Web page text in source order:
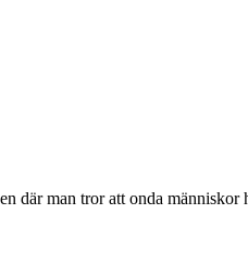
där man tror att onda människor